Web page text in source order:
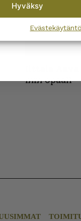
Hyväksy
Evästekäytäntö
mm opaali
subscribing to the newsletter,
kuppien and